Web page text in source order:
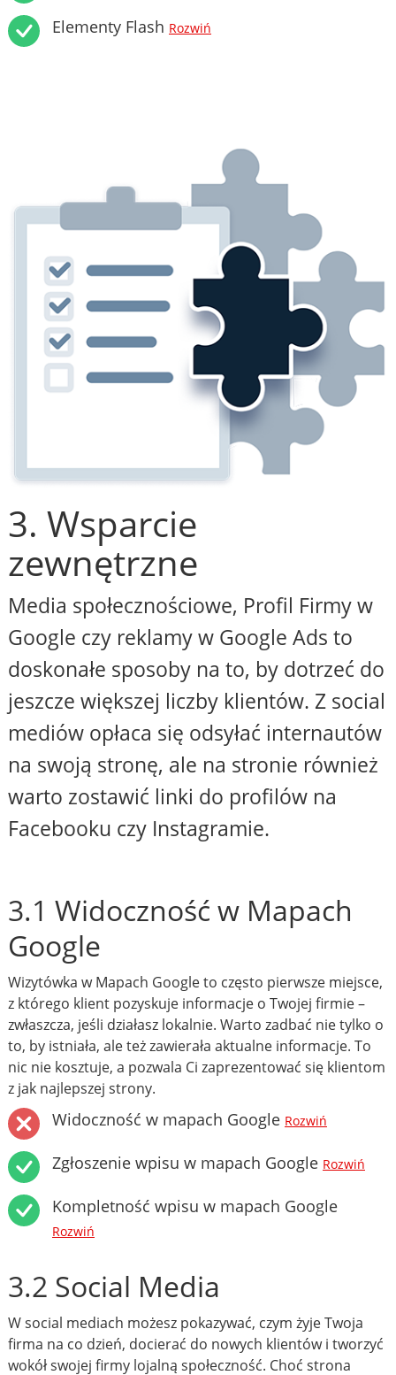
Elementy Flash Rozwiń
3. Wsparcie
zewnętrzne
Media społecznościowe, Profil Firmy w
Google czy reklamy w Google Ads to
doskonałe sposoby na to, by dotrzeć do
jeszcze większej liczby klientów. Z social
mediów opłaca się odsyłać internautów
na swoją stronę, ale na stronie również
warto zostawić linki do profilów na
Facebooku czy Instagramie.
3.1 Widoczność w Mapach
Google
Wizytówka w Mapach Google to często pierwsze miejsce,
z którego klient pozyskuje informacje o Twojej firmie –
zwłaszcza, jeśli działasz lokalnie. Warto zadbać nie tylko o
to, by istniała, ale też zawierała aktualne informacje. To
nic nie kosztuje, a pozwala Ci zaprezentować się klientom
z jak najlepszej strony.
Widoczność w mapach Google Rozwiń
Zgłoszenie wpisu w mapach Google Rozwiń
Kompletność wpisu w mapach Google
Rozwiń
3.2 Social Media
W social mediach możesz pokazywać, czym żyje Twoja
firma na co dzień, docierać do nowych klientów i tworzyć
wokół swojej firmy lojalną społeczność. Choć strona